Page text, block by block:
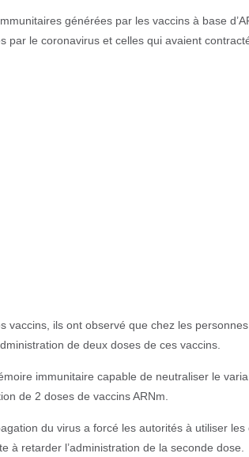
générées par les vaccins à base
par le coronavirus et celles qui avaient
ils ont observé que chez les personnes
de deux doses de ces vaccins.
immunitaire capable de neutraliser le
de 2 doses de vaccins ARNm.
du virus a forcé les autorités à utiliser les
retarder l’administration de la seconde dose.